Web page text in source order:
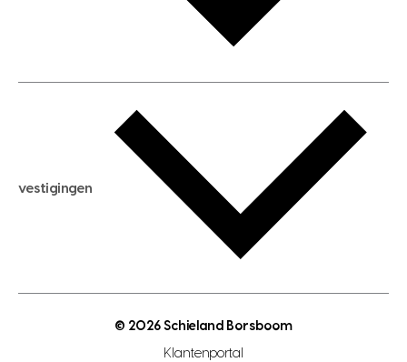
aankoopadvies
verkoopadvies
hypotheekadvies
hypotheek berekenen
maximale hypotheek berekenen
hypotheek bespaarcheck
gratis zoekprofiel aanmaken
open woningwaarde dag
vestigingen
© 2026 Schieland Borsboom
Klantenportal